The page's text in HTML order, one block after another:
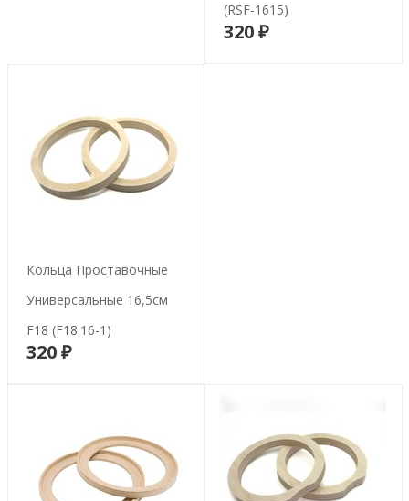
(RSF-1615)
320 ₽В корзину
Кольца Проставочные
Универсальные 16,5см
F18 (F18.16-1)
320 ₽В корзину